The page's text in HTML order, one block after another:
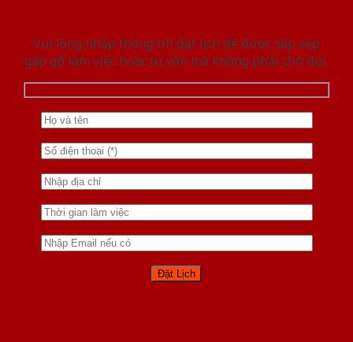
Vui lòng nhập thông tin đặt lịch để được sắp xếp
gặp gỡ làm việc hoăc tư vấn mà không phải chờ đợi.